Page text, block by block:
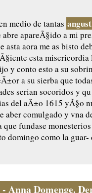
medio de tantas
abre apareÃ§ido a mi
asta aora me as bisto
esta
y conto esto a su
a su sierba que
serian socoridos y
del aÃ±o 1615 yÃ§o
aber comulgado y vna
que fundase
domingo como la guar-
Anna Domenge.